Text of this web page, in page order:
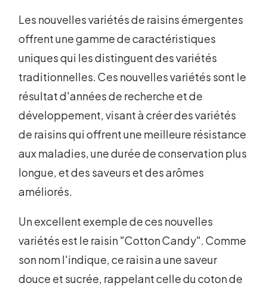
Les nouvelles variétés de raisins émergentes
offrent une gamme de caractéristiques
uniques qui les distinguent des variétés
traditionnelles. Ces nouvelles variétés sont le
résultat d'années de recherche et de
développement, visant à créer des variétés
de raisins qui offrent une meilleure résistance
aux maladies, une durée de conservation plus
longue, et des saveurs et des arômes
améliorés.
Un excellent exemple de ces nouvelles
variétés est le raisin "Cotton Candy". Comme
son nom l'indique, ce raisin a une saveur
douce et sucrée, rappelant celle du coton de